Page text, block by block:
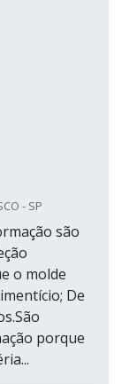
- SP
são
o molde
De
porque